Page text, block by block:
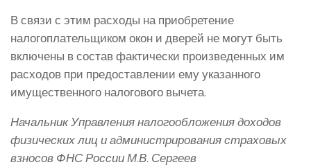
В связи с этим расходы на приобретение
налогоплательщиком окон и дверей не могут быть
включены в состав фактически произведенных им
расходов при предоставлении ему указанного
имущественного налогового вычета.
Начальник Управления налогообложения доходов
физических лиц и администрирования страховых
взносов ФНС России М.В. Сергеев